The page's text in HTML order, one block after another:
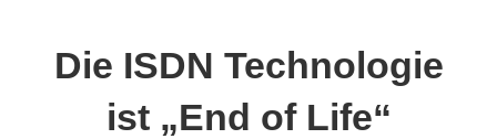
Die ISDN Technologie
ist „End of Life“